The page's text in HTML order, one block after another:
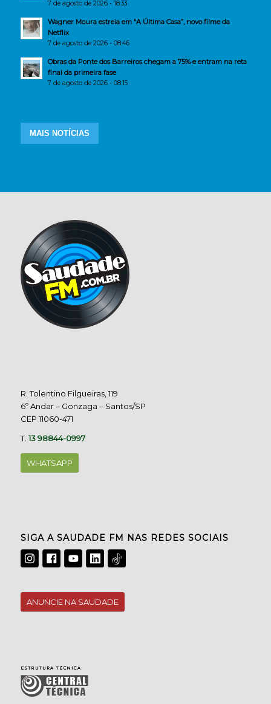
7 de agosto de 2026 - 18:33
Wagner Moura estreia em “A Última Casa”, novo filme da
Netflix
7 de agosto de 2026 - 08:46
Obras da Ponte dos Barreiros chegam a 75% e entram na reta
final da primeira fase
7 de agosto de 2026 - 08:15
MAIS NOTÍCIAS
R. Tolentino Filgueiras, 119
6º Andar – Gonzaga – Santos/SP
CEP 11060-471
T.13 98844-0997
WHATSAPP
SIGA A SAUDADE FM NAS REDES SOCIAIS
ANUNCIE NA SAUDADE